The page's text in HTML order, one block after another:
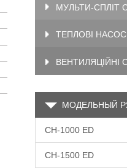
МУЛЬТИ-СПЛІТ
ТЕПЛОВІ
ВЕНТИЛЯЦІЙНІ
МОДЕЛЬНЫЙ
CH-1000 ED
CH-1500 ED